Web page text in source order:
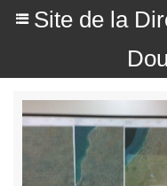
Site de la